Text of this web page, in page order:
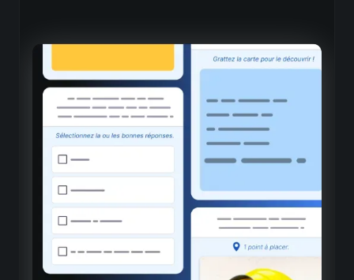
Interface intuitive pensée pour
les petits écrans
Navigation fluide
Expérience utilisateur naturelle et immersive
Lisibilité optimale
Typographie et mise en page adaptées à la lecture
mobile
Gestion intelligente des médias